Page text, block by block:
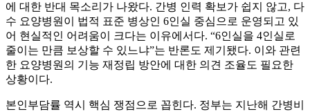
에 대한 반대 목소리가 나왔다. 간병 인력 확보가 쉽지 않고, 다
수 요양병원이 법적 표준 병상인 6인실 중심으로 운영되고 있
어 현실적인 어려움이 크다는 이유에서다. “6인실을 4인실로
줄이는 만큼 보상할 수 있느냐”는 반론도 제기됐다. 이와 관련
한 요양병원의 기능 재정립 방안에 대한 의견 조율도 필요한
상황이다.
본인부담률 역시 핵심 쟁점으로 꼽힌다. 정부는 지난해 간병비